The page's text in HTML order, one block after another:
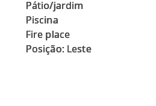
Pátio/jardim
Piscina
Fire place
Posição: Leste